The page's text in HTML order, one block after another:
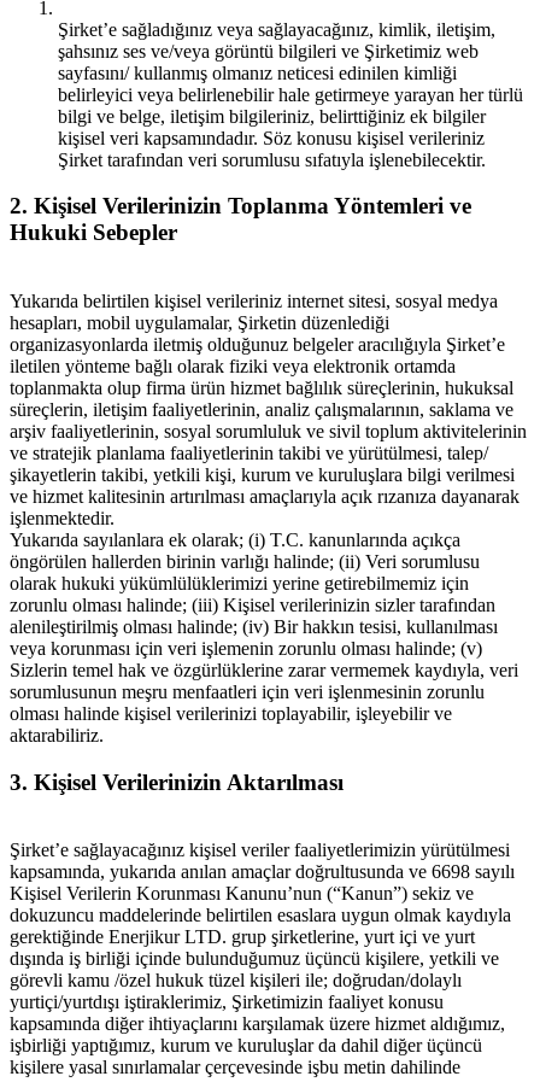
Şirket’e sağladığınız veya sağlayacağınız, kimlik, iletişim,
şahsınız ses ve/veya görüntü bilgileri ve Şirketimiz web
sayfasını/ kullanmış olmanız neticesi edinilen kimliği
belirleyici veya belirlenebilir hale getirmeye yarayan her türlü
bilgi ve belge, iletişim bilgileriniz, belirttiğiniz ek bilgiler
kişisel veri kapsamındadır. Söz konusu kişisel verileriniz
Şirket tarafından veri sorumlusu sıfatıyla işlenebilecektir.
2. Kişisel Verilerinizin Toplanma Yöntemleri ve
Hukuki Sebepler
Yukarıda belirtilen kişisel verileriniz internet sitesi, sosyal medya
hesapları, mobil uygulamalar, Şirketin düzenlediği
organizasyonlarda iletmiş olduğunuz belgeler aracılığıyla Şirket’e
iletilen yönteme bağlı olarak fiziki veya elektronik ortamda
toplanmakta olup firma ürün hizmet bağlılık süreçlerinin, hukuksal
süreçlerin, iletişim faaliyetlerinin, analiz çalışmalarının, saklama ve
arşiv faaliyetlerinin, sosyal sorumluluk ve sivil toplum aktivitelerinin
ve stratejik planlama faaliyetlerinin takibi ve yürütülmesi, talep/
şikayetlerin takibi, yetkili kişi, kurum ve kuruluşlara bilgi verilmesi
ve hizmet kalitesinin artırılması amaçlarıyla açık rızanıza dayanarak
işlenmektedir.
Yukarıda sayılanlara ek olarak; (i) T.C. kanunlarında açıkça
öngörülen hallerden birinin varlığı halinde; (ii) Veri sorumlusu
olarak hukuki yükümlülüklerimizi yerine getirebilmemiz için
zorunlu olması halinde; (iii) Kişisel verilerinizin sizler tarafından
alenileştirilmiş olması halinde; (iv) Bir hakkın tesisi, kullanılması
veya korunması için veri işlemenin zorunlu olması halinde; (v)
Sizlerin temel hak ve özgürlüklerine zarar vermemek kaydıyla, veri
sorumlusunun meşru menfaatleri için veri işlenmesinin zorunlu
olması halinde kişisel verilerinizi toplayabilir, işleyebilir ve
aktarabiliriz.
3. Kişisel Verilerinizin Aktarılması
Şirket’e sağlayacağınız kişisel veriler faaliyetlerimizin yürütülmesi
kapsamında, yukarıda anılan amaçlar doğrultusunda ve 6698 sayılı
Kişisel Verilerin Korunması Kanunu’nun (“Kanun”) sekiz ve
dokuzuncu maddelerinde belirtilen esaslara uygun olmak kaydıyla
gerektiğinde Enerjikur LTD. grup şirketlerine, yurt içi ve yurt
dışında iş birliği içinde bulunduğumuz üçüncü kişilere, yetkili ve
görevli kamu /özel hukuk tüzel kişileri ile; doğrudan/dolaylı
yurtiçi/yurtdışı iştiraklerimiz, Şirketimizin faaliyet konusu
kapsamında diğer ihtiyaçlarını karşılamak üzere hizmet aldığımız,
işbirliği yaptığımız, kurum ve kuruluşlar da dahil diğer üçüncü
kişilere yasal sınırlamalar çerçevesinde işbu metin dahilinde